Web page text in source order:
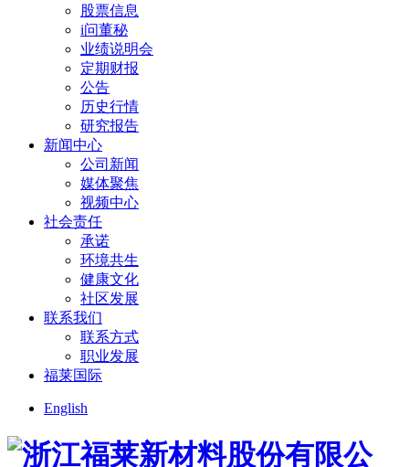
股票信息
i问董秘
业绩说明会
定期财报
公告
历史行情
研究报告
新闻中心
公司新闻
媒体聚焦
视频中心
社会责任
承诺
环境共生
健康文化
社区发展
联系我们
联系方式
职业发展
福莱国际
English